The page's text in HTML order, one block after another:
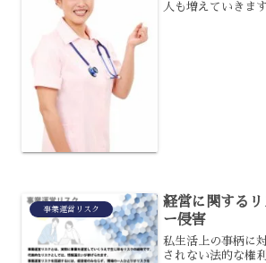
人も増えていきま
事業運営リスク
経営に関する
ー侵害
私生活上の事柄に
されない法的な権